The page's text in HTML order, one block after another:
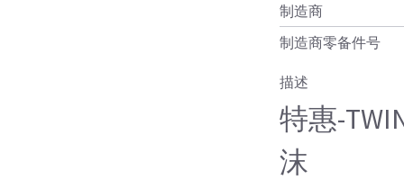
制造商
制造商零备件号
描述
特惠-
沫